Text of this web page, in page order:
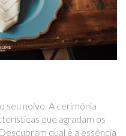
seu noivo. A cerimônia
que agradam os
qual é a essência